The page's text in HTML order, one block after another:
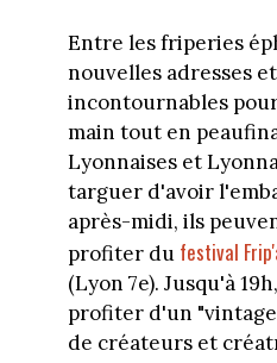
Entre les friperies
nouvelles adresses
incontournables
main tout en
Lyonnaises et
targuer d'avoir
après-midi, ils
profiter du festival
(Lyon 7e). Jusqu'à
profiter d'un
de créateurs et